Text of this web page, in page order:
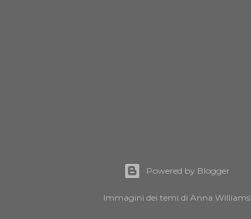
Powered by Blogger
Immagini dei temi di Anna Williams